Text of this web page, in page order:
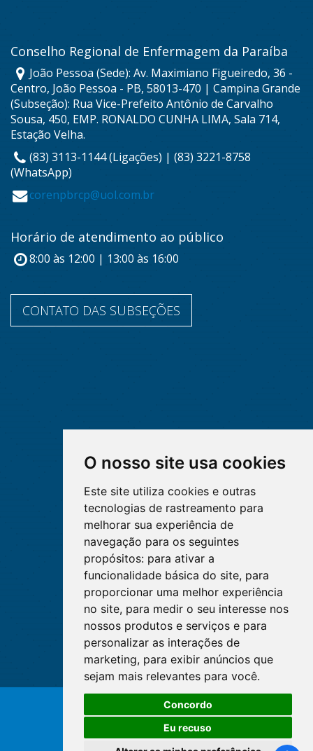
O nosso site usa cookies
Este site utiliza cookies e outras
tecnologias de rastreamento para
melhorar sua experiência de
navegação para os seguintes
propósitos: para ativar a
funcionalidade básica do site, para
proporcionar uma melhor experiência
no site, para medir o seu interesse nos
nossos produtos e serviços e para
personalizar as interações de
marketing, para exibir anúncios que
sejam mais relevantes para você.
Concordo
Eu recuso
Conselho Regional de Enfermagem da Paraíba
João Pessoa (Sede): Av. Maximiano Figueiredo, 36 -
Centro, João Pessoa - PB, 58013-470 | Campina Grande
(Subseção): Rua Vice-Prefeito Antônio de Carvalho
Sousa, 450, EMP. RONALDO CUNHA LIMA, Sala 714,
Estação Velha.
(83) 3113-1144 (Ligações) | (83) 3221-8758
(WhatsApp)
corenpbrcp@uol.com.br
Horário de atendimento ao público
8:00 às 12:00 | 13:00 às 16:00
CONTATO DAS SUBSEÇÕES
© Copyright 2026 - Cofen/CORENs